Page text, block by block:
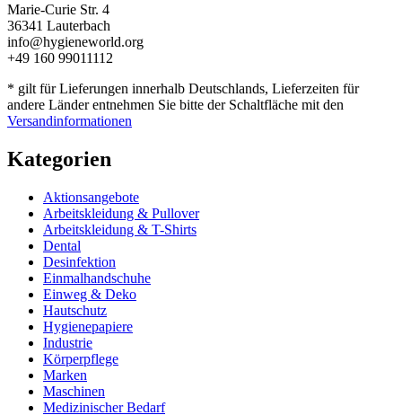
Marie-Curie Str. 4
36341 Lauterbach
info@hygieneworld.org
+49 160 99011112
* gilt für Lieferungen innerhalb Deutschlands, Lieferzeiten für
andere Länder entnehmen Sie bitte der Schaltfläche mit den
Versandinformationen
Kategorien
Aktionsangebote
Arbeitskleidung & Pullover
Arbeitskleidung & T-Shirts
Dental
Desinfektion
Einmalhandschuhe
Einweg & Deko
Hautschutz
Hygienepapiere
Industrie
Körperpflege
Marken
Maschinen
Medizinischer Bedarf